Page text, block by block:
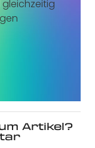
Artikel?